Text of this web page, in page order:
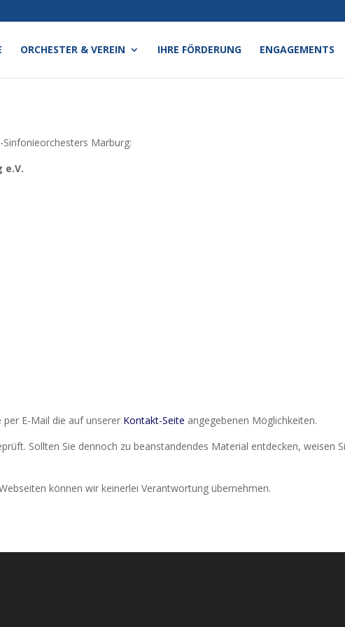
ORCHESTER & VEREIN IHRE FÖRDERUNG ENGAGEMENTS
Marburg:
e.V.
E-Mail die auf unserer Kontakt-Seite angegebenen Möglichkeiten.
Sollten Sie dennoch zu beanstandendes Material entdecken, weisen
können wir keinerlei Verantwortung übernehmen.